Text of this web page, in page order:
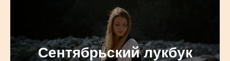
Сентябрьский лукбук